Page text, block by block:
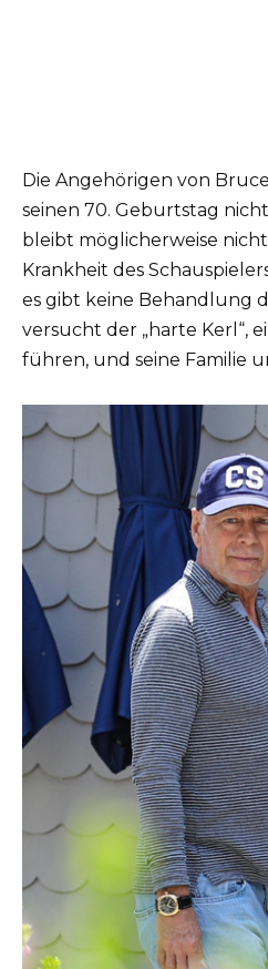
Die Angehörigen von
seinen 70. Geburtstag
bleibt möglicherweise nicht
Krankheit des
es gibt keine Behandlung
versucht der „harte Kerl“,
führen, und seine Familie